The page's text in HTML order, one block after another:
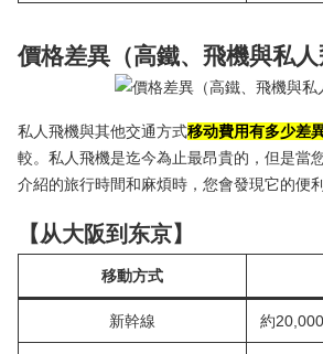
價格差異（高鐵、飛機與私人
私人飛機與其他交通方式移动費用有多少差
較。私人飛機是迄今為止最昂貴的，但是當
介紹的旅行時間和麻煩時，您會發現它的便
【从大阪到东京】
移動方式
新幹線 約